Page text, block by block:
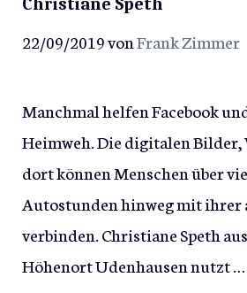
Christiane Speth
22/09/2019vonFrank Zimmer
Manchmal helfen Facebook
Heimweh. Die digitalen Bilder,
dort können Menschen über
Autostunden hinweg mit ihrer
verbinden. Christiane Speth
Höhenort Udenhausen nutzt …